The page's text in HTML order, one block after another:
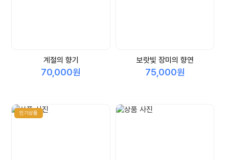
계절의 향기
70,000원
보랏빛 장미의 향연
75,000원
인기상품